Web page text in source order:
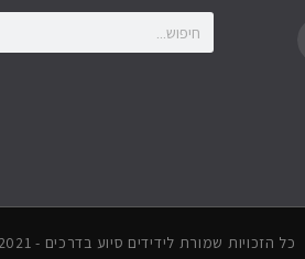
חיפוש
כל הזכויות שמורת לידידים סיוע בדרכים - 2021 | עיצוב ובנייה: arye.design